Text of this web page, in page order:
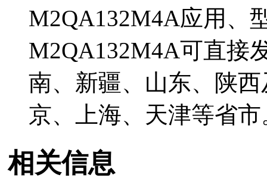
M2QA132M4A应用、
M2QA132M4A可直接
南、新疆、山东、陕
京、上海、天津等省市
相关信息